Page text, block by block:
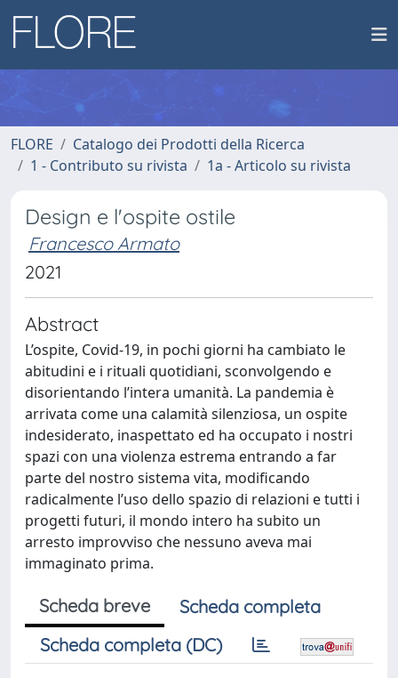
FLORE
Catalogo dei Prodotti della Ricerca
1 - Contributo su rivista
1a - Articolo su rivista
Design e l'ospite ostile
Francesco Armato
2021
Abstract
L’ospite, Covid-19, in pochi giorni ha cambiato le
abitudini e i rituali quotidiani, sconvolgendo e
disorientando l’intera umanità. La pandemia è
arrivata come una calamità silenziosa, un ospite
indesiderato, inaspettato ed ha occupato i nostri
spazi con una violenza estrema entrando a far
parte del nostro sistema vita, modificando
radicalmente l’uso dello spazio di relazioni e tutti i
progetti futuri, il mondo intero ha subito un
arresto improvviso che nessuno aveva mai
immaginato prima.
Scheda breve
Scheda completa
Scheda completa (DC)